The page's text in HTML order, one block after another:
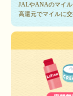
JALやANAのマイ
高還元でマイルに